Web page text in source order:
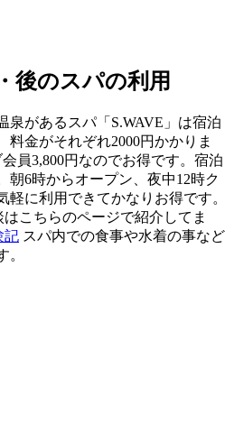
後のスパの利用
泉があるスパ「S.WAVE」は宿泊
料金がそれぞれ2000円かかりま
員3,800円なのでお得です。宿泊
朝6時からオープン、夜中12時ク
軽に利用できてかなりお得です。
こちらのページで紹介してま
記 スパ内での食事や水着の事など
。